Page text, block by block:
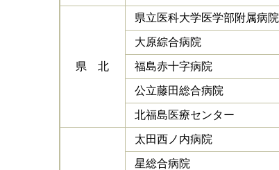
県 北
県立医科大学医学部附属病院
大原綜合病院
福島赤十字病院
公立藤田総合病院
北福島医療センター
太田西ノ内病院
星総合病院